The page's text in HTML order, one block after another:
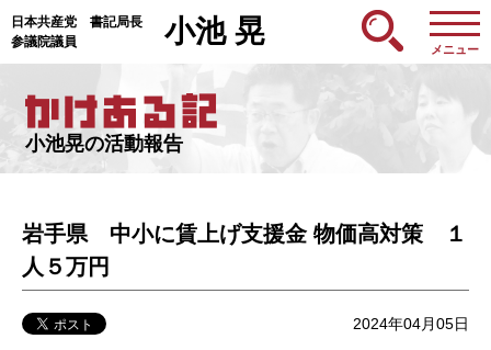
日本共産党 書記局長
参議院議員
小池 晃
メニュー
小池晃の活動報告
岩手県 中小に賃上げ支援金 物価高対策 １
人５万円
2024年04月05日